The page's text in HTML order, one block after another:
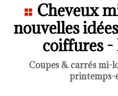
Cheveux
nouvelles
coiffures -
Coupes & carrés mi-
printemps-